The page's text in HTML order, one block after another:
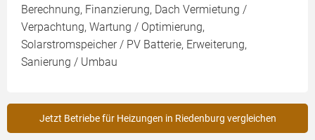
Berechnung, Finanzierung, Dach Vermietung /
Verpachtung, Wartung / Optimierung,
Solarstromspeicher / PV Batterie, Erweiterung,
Sanierung / Umbau
Jetzt Betriebe für Heizungen in Riedenburg vergleichen